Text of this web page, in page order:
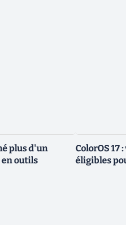
plus d'un
outils
ColorOS 17
éligibles